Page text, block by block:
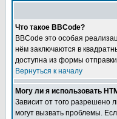
Что такое BBCode?
BBCode это особая
нём заключаются в
доступна из формы
Вернуться к началу
Могу ли я использовать
Зависит от того разрешено
могут вызвать проблемы.